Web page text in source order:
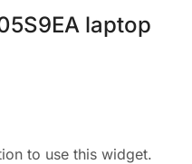
laptop
to use this widget.